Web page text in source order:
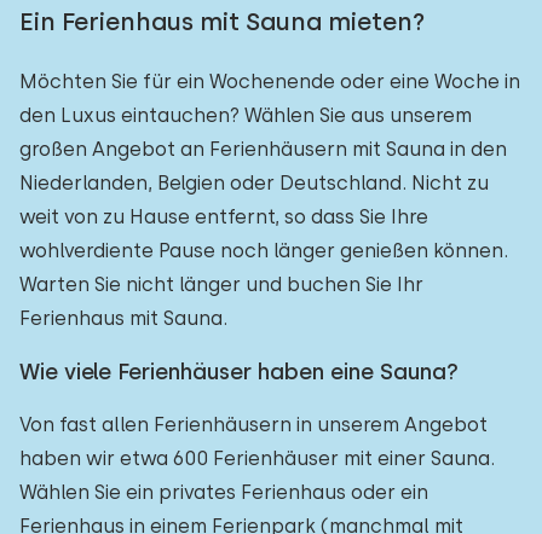
Ein Ferienhaus mit Sauna mieten?
Möchten Sie für ein Wochenende oder eine Woche in
den Luxus eintauchen? Wählen Sie aus unserem
großen Angebot an Ferienhäusern mit Sauna in den
Niederlanden, Belgien oder Deutschland. Nicht zu
weit von zu Hause entfernt, so dass Sie Ihre
wohlverdiente Pause noch länger genießen können.
Warten Sie nicht länger und buchen Sie Ihr
Ferienhaus mit Sauna.
Wie viele Ferienhäuser haben eine Sauna?
Von fast allen Ferienhäusern in unserem Angebot
haben wir etwa 600 Ferienhäuser mit einer Sauna.
Wählen Sie ein privates Ferienhaus oder ein
Ferienhaus in einem Ferienpark (manchmal mit